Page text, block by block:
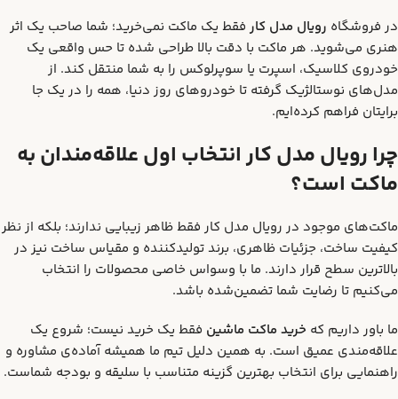
در فروشگاه رویال مدل کار فقط یک ماکت نمی‌خرید؛ شما صاحب یک اثر
هنری می‌شوید. هر ماکت با دقت بالا طراحی شده تا حس واقعی یک
خودروی کلاسیک، اسپرت یا سوپرلوکس را به شما منتقل کند. از
مدل‌های نوستالژیک گرفته تا خودروهای روز دنیا، همه را در یک جا
برایتان فراهم کرده‌ایم.
چرا رویال مدل کار انتخاب اول علاقه‌مندان به
ماکت است؟
ماکت‌های موجود در رویال مدل کار فقط ظاهر زیبایی ندارند؛ بلکه از نظر
کیفیت ساخت، جزئیات ظاهری، برند تولیدکننده و مقیاس ساخت نیز در
بالاترین سطح قرار دارند. ما با وسواس خاصی محصولات را انتخاب
می‌کنیم تا رضایت شما تضمین‌شده باشد.
ما باور داریم که خرید ماکت ماشین فقط یک خرید نیست؛ شروع یک
علاقه‌مندی عمیق است. به همین دلیل تیم ما همیشه آماده‌ی مشاوره و
راهنمایی برای انتخاب بهترین گزینه متناسب با سلیقه و بودجه شماست.